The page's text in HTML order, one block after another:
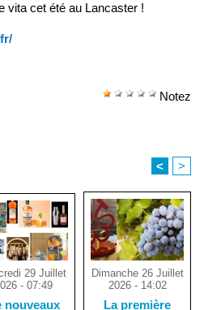
vita cet été au Lancaster !
Notez
< >
29 Juillet
- 07:49
nouveaux
Dimanche 26 Juillet
2026 - 14:02
La première